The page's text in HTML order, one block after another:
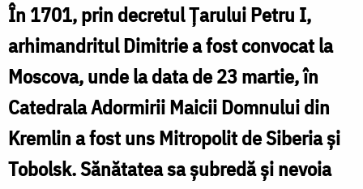
Mitropolitul
Rostovului
În 1701, prin decretul Țarului Petru I,
arhimandritul Dimitrie a fost convocat la
Moscova, unde la data de 23 martie, în
Catedrala Adormirii Maicii Domnului din
Kremlin a fost uns Mitropolit de Siberia și
Tobolsk. Sănătatea sa şubredă şi nevoia